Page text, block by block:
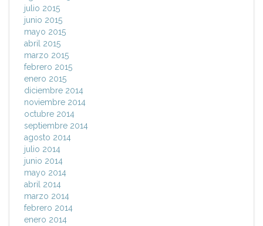
julio 2015
junio 2015
mayo 2015
abril 2015
marzo 2015
febrero 2015
enero 2015
diciembre 2014
noviembre 2014
octubre 2014
septiembre 2014
agosto 2014
julio 2014
junio 2014
mayo 2014
abril 2014
marzo 2014
febrero 2014
enero 2014